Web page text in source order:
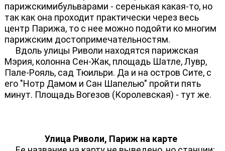
парижскимибульварами - серенькая какая-то, но
так как она проходит практически через весь
центр Парижа, то с нее можно подойти ко многим
парижским достопримечательностям.
Вдоль улицы Риволи находятся парижская
Мэрия, колонна Сен-Жак, площадь Шатле, Лувр,
Пале-Рояль, сад Тюильри. Да и на остров Сите, с
его "Нотр Дамом и Сан Шапелью" пройти пять
минут. Площадь Вогезов (Королевская) - тут же.
Улица Риволи, Париж на карте